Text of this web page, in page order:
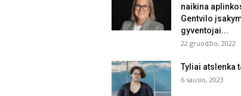
naikina
Gentvilo
gyventojai...
22 gruodžio, 2022
Tyliai atslenka
6 sausio, 2023